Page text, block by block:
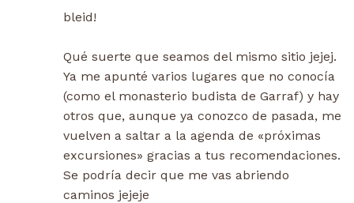
bleid!
Qué suerte que seamos del mismo sitio jejej.
Ya me apunté varios lugares que no conocía
(como el monasterio budista de Garraf) y hay
otros que, aunque ya conozco de pasada, me
vuelven a saltar a la agenda de «próximas
excursiones» gracias a tus recomendaciones.
Se podría decir que me vas abriendo
caminos jejeje